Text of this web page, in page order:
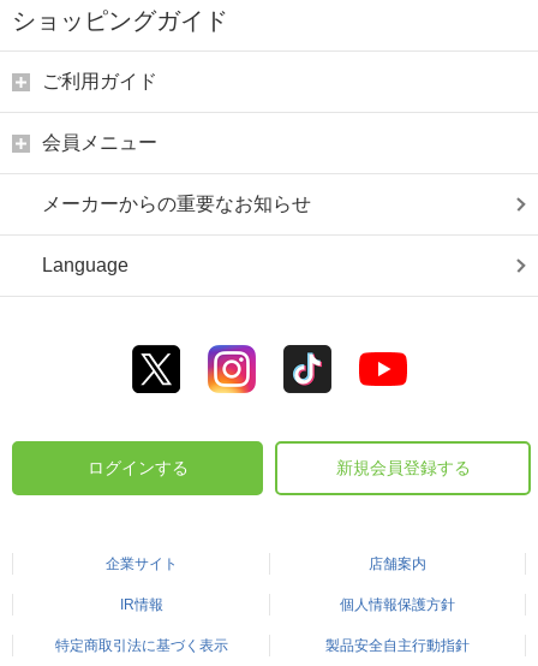
ショッピングガイド
ご利用ガイド
会員メニュー
メーカーからの重要なお知らせ
Language
ログインする 新規会員登録する
企業サイト 店舗案内
IR情報 個人情報保護方針
特定商取引法に基づく表示 製品安全自主行動指針